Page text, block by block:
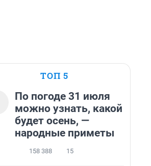
ТОП 5
По погоде 31 июля
можно узнать, какой
будет осень, —
народные приметы
158 388 15